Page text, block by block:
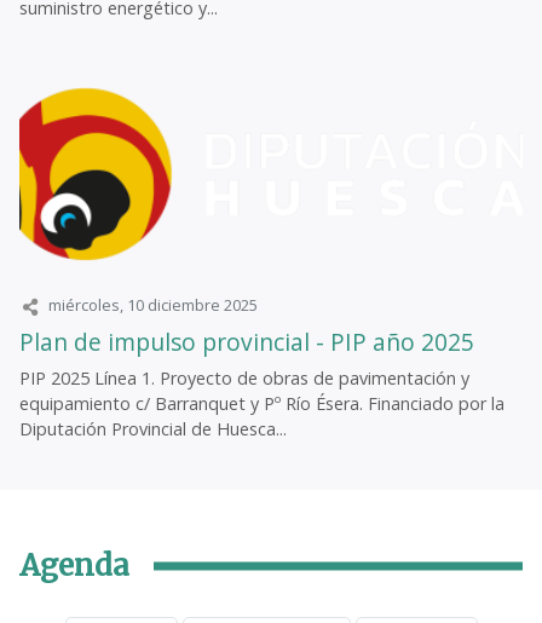
suministro energético y...
miércoles, 10 diciembre 2025
Plan de impulso provincial - PIP año 2025
PIP 2025 Línea 1. Proyecto de obras de pavimentación y
equipamiento c/ Barranquet y Pº Río Ésera. Financiado por la
Diputación Provincial de Huesca...
Agenda